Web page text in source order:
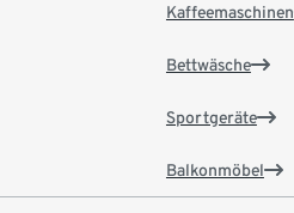
Kaffeemaschinen
Bettwäsche
Sportgeräte
Balkonmöbel